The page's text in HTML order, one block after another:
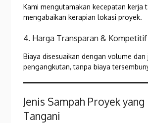
Kami mengutamakan kecepatan kerja
mengabaikan kerapian lokasi proyek.
4. Harga Transparan & Kompetitif
Biaya disesuaikan dengan volume dan
pengangkutan, tanpa biaya
Jenis Sampah Proyek yang
Tangani